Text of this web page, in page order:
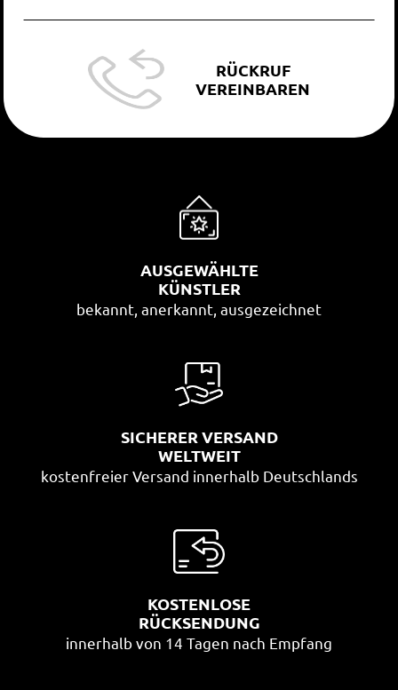
RÜCKRUF
VEREINBAREN
AUSGEWÄHLTE
KÜNSTLER
bekannt, anerkannt, ausgezeichnet
SICHERER VERSAND
WELTWEIT
kostenfreier Versand innerhalb Deutschlands
KOSTENLOSE
RÜCKSENDUNG
innerhalb von 14 Tagen nach Empfang